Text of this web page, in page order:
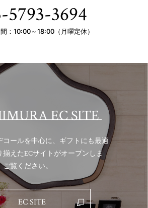
5793-3694
：10:00～18:00（月曜定休）
EC SITE
コールを中心に、ギフトにも最適
揃えたECサイトがオープンしま
覧ください。
EC SITE